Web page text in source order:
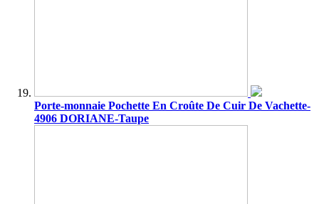
Porte-monnaie Pochette En Croûte De Cuir De Vachette-
4906 DORIANE-Taupe